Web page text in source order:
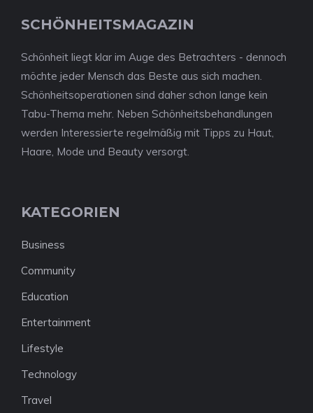
SCHÖNHEITSMAGAZIN
Schönheit liegt klar im Auge des Betrachters - dennoch
möchte jeder Mensch das Beste aus sich machen.
Schönheitsoperationen sind daher schon lange kein
Tabu-Thema mehr. Neben Schönheitsbehandlungen
werden Interessierte regelmäßig mit Tipps zu Haut,
Haare, Mode und Beauty versorgt.
KATEGORIEN
Business
Community
Education
Entertainment
Lifestyle
Technology
Travel